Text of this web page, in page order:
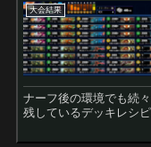
大会結果
ナーフ後の環境でも続
残しているデッキレシ